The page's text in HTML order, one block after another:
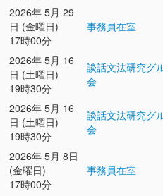
2026年 5月 29
日 (金曜日)
17時00分
事務員在室
2026年 5月 16
日 (土曜日)
19時30分
談話文法研究グ
会
2026年 5月 16
日 (土曜日)
19時30分
談話文法研究グ
会
2026年 5月 8日
(金曜日)
17時00分
事務員在室